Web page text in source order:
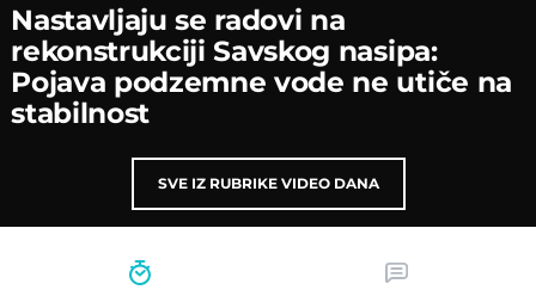
Nastavljaјu se radovi na
rekonstrukciјi Savskog nasipa:
Poјava podzemne vode ne utiče na
stabilnost
SVE IZ RUBRIKE VIDEO DANA